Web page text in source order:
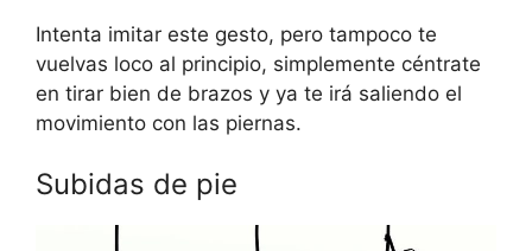
Intenta imitar este gesto, pero tampoco te
vuelvas loco al principio, simplemente céntrate
en tirar bien de brazos y ya te irá saliendo el
movimiento con las piernas.
Subidas de pie